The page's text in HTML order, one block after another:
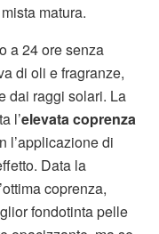
matura.
a 24 ore senza
di oli e fragranze,
dai raggi solari. La
l’elevata coprenza
l’applicazione di
Data la
coprenza,
fondotinta pelle